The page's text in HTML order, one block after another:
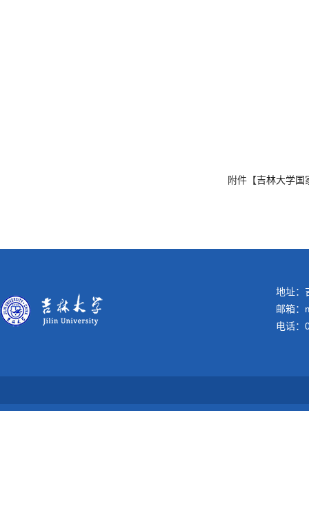
附件【吉林大学国
地址：
邮箱：
电话：